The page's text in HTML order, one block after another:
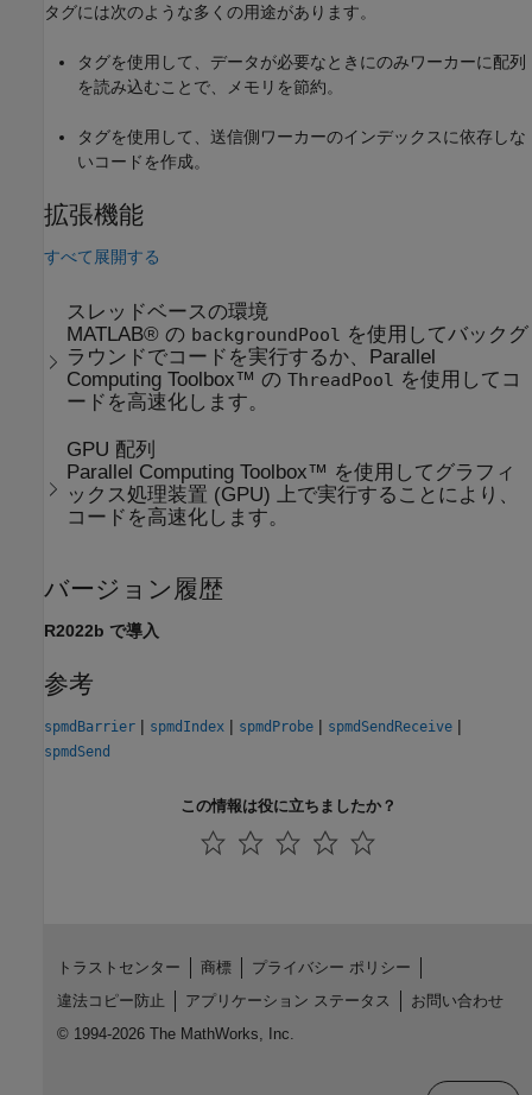
タグには次のような多くの用途があります。
タグを使用して、データが必要なときにのみワーカーに配列
を読み込むことで、メモリを節約。
タグを使用して、送信側ワーカーのインデックスに依存しな
いコードを作成。
拡張機能
すべて展開する
スレッドベースの環境
MATLAB® の backgroundPool
を使用してバックグ
ラウンドでコードを実行するか、Parallel
Computing Toolbox™ のThreadPool
を使用してコ
ードを高速化します。
GPU 配列
Parallel Computing Toolbox™ を使用してグラフィ
ックス処理装置 (GPU) 上で実行することにより、
コードを高速化します。
バージョン履歴
R2022b で導入
参考
spmdBarrier | spmdIndex | spmdProbe | spmdSendReceive |
spmdSend
この情報は役に立ちましたか？
トラストセンター 商標
プライバシー ポリシー
違法コピー防止
アプリケーション ステータス
お問い合わせ
© 1994-2026 The MathWorks, Inc.